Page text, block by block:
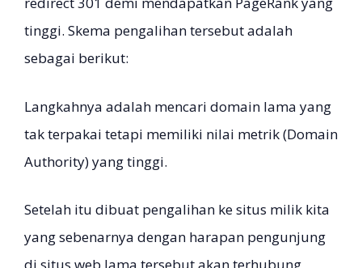
tinggi. Skema pengalihan tersebut adalah
sebagai berikut:
Langkahnya adalah mencari domain lama yang
tak terpakai tetapi memiliki nilai metrik (Domain
Authority) yang tinggi.
Setelah itu dibuat pengalihan ke situs milik kita
yang sebenarnya dengan harapan pengunjung